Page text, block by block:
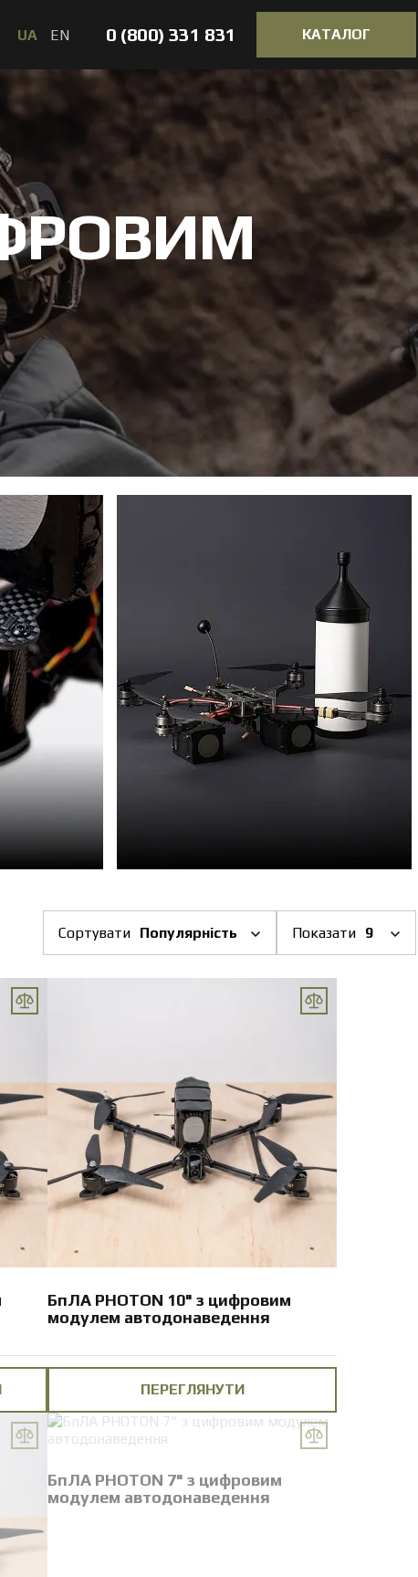
UA EN 0 (800) 331 831 КАТАЛОГ
FPV
VORTEX
Сортувати Популярність Показати 9
БпЛА PHOTON 10" з цифровим
модулем автодонаведення
ПЕРЕГЛЯНУТИ
БпЛА PHOTON 7" з цифровим
модулем автодонаведення